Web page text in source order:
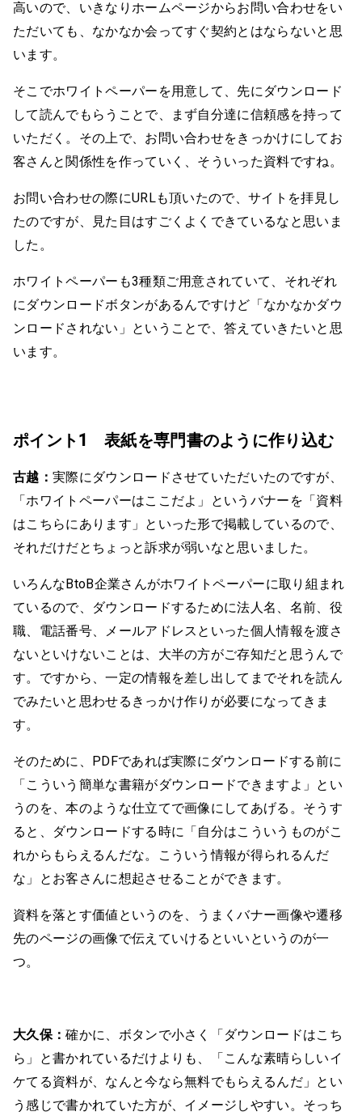
高いので、いきなりホームページからお問い合わせをい
ただいても、なかなか会ってすぐ契約とはならないと思
います。
そこでホワイトペーパーを用意して、先にダウンロード
して読んでもらうことで、まず自分達に信頼感を持って
いただく。その上で、お問い合わせをきっかけにしてお
客さんと関係性を作っていく、そういった資料ですね。
お問い合わせの際にURLも頂いたので、サイトを拝見し
たのですが、見た目はすごくよくできているなと思いま
した。
ホワイトペーパーも3種類ご用意されていて、それぞれ
にダウンロードボタンがあるんですけど「なかなかダウ
ンロードされない」ということで、答えていきたいと思
います。
ポイント1 表紙を専門書のように作り込む
古越： 実際にダウンロードさせていただいたのですが、
「ホワイトペーパーはここだよ」というバナーを「資料
はこちらにあります」といった形で掲載しているので、
それだけだとちょっと訴求が弱いなと思いました。
いろんなBtoB企業さんがホワイトペーパーに取り組まれ
ているので、ダウンロードするために法人名、名前、役
職、電話番号、メールアドレスといった個人情報を渡さ
ないといけないことは、大半の方がご存知だと思うんで
す。ですから、一定の情報を差し出してまでそれを読ん
でみたいと思わせるきっかけ作りが必要になってきま
す。
そのために、PDFであれば実際にダウンロードする前に
「こういう簡単な書籍がダウンロードできますよ」とい
うのを、本のような仕立てで画像にしてあげる。そうす
ると、ダウンロードする時に「自分はこういうものがこ
れからもらえるんだな。こういう情報が得られるんだ
な」とお客さんに想起させることができます。
資料を落とす価値というのを、うまくバナー画像や遷移
先のページの画像で伝えていけるといいというのが一
つ。
大久保：確かに、ボタンで小さく「ダウンロードはこち
ら」と書かれているだけよりも、「こんな素晴らしいイ
ケてる資料が、なんと今なら無料でもらえるんだ」とい
う感じで書かれていた方が、イメージしやすい。そっち